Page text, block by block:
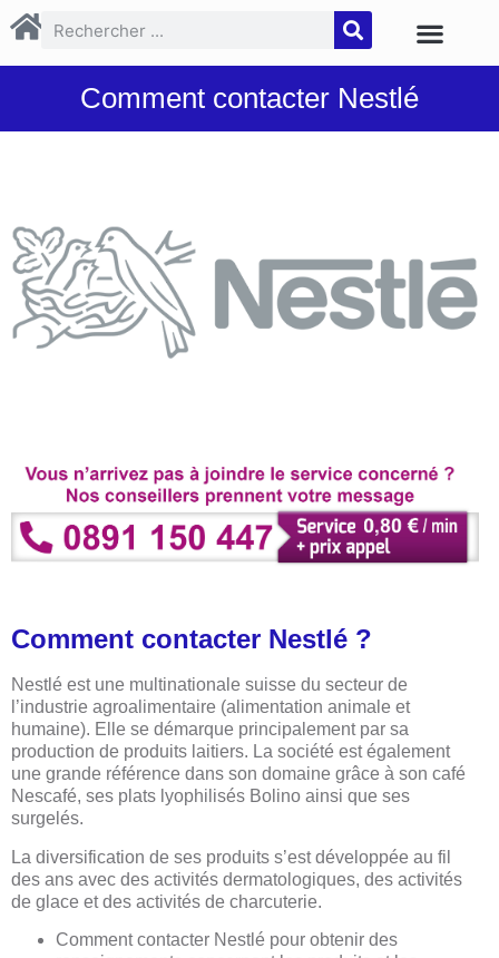
Comment contacter Nestlé
Comment contacter Nestlé ?
Nestlé est une multinationale suisse du secteur de
l’industrie agroalimentaire (alimentation animale et
humaine). Elle se démarque principalement par sa
production de produits laitiers. La société est également
une grande référence dans son domaine grâce à son café
Nescafé, ses plats lyophilisés Bolino ainsi que ses
surgelés.
La diversification de ses produits s’est développée au fil
des ans avec des activités dermatologiques, des activités
de glace et des activités de charcuterie.
Comment contacter Nestlé pour obtenir des